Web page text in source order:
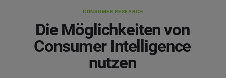
CONSUMER RESEARCH
Die Möglichkeiten von
Consumer Intelligence
nutzen